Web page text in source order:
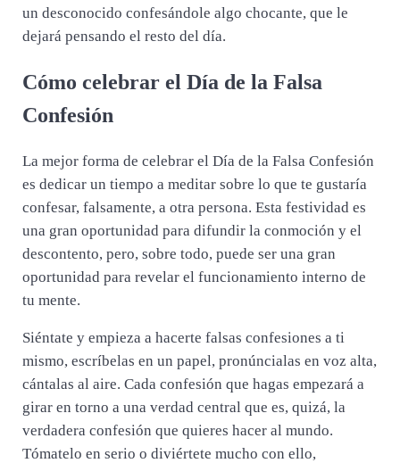
un desconocido confesándole algo chocante, que le
dejará pensando el resto del día.
Cómo celebrar el Día de la Falsa
Confesión
La mejor forma de celebrar el Día de la Falsa Confesión
es dedicar un tiempo a meditar sobre lo que te gustaría
confesar, falsamente, a otra persona. Esta festividad es
una gran oportunidad para difundir la conmoción y el
descontento, pero, sobre todo, puede ser una gran
oportunidad para revelar el funcionamiento interno de
tu mente.
Siéntate y empieza a hacerte falsas confesiones a ti
mismo, escríbelas en un papel, pronúncialas en voz alta,
cántalas al aire. Cada confesión que hagas empezará a
girar en torno a una verdad central que es, quizá, la
verdadera confesión que quieres hacer al mundo.
Tómatelo en serio o diviértete mucho con ello,